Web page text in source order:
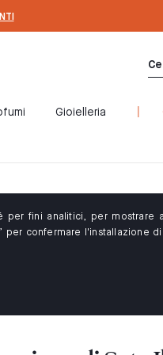
Gioielleria
fini analitici, per mostrare
confermare l'installazione